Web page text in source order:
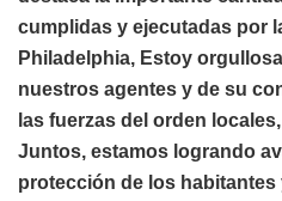
cumplidas y ejecutadas por
Philadelphia, Estoy
nuestros agentes y de su
las fuerzas del orden
Juntos, estamos logrando
protección de los habitantes